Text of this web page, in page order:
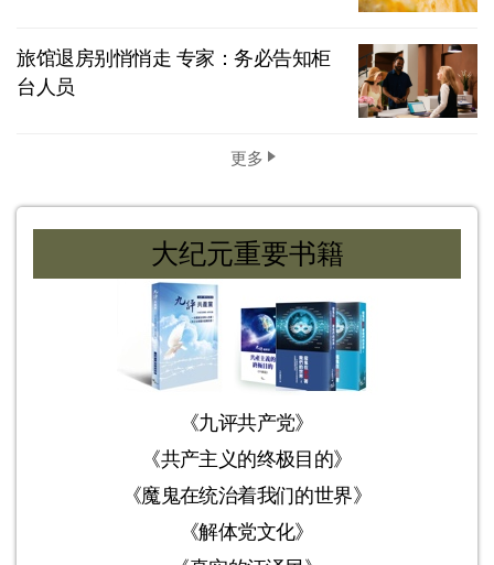
旅馆退房别悄悄走 专家：务必告知柜
台人员
更多
大纪元重要书籍
《九评共产党》
《共产主义的终极目的》
《魔鬼在统治着我们的世界》
《解体党文化》